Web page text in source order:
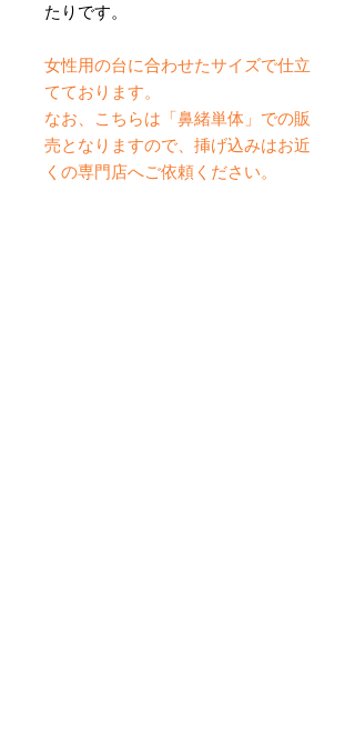
たりです。
女性用の台に合わせたサイズで仕立
てております。
なお、こちらは「鼻緒単体」での販
売となりますので、挿げ込みはお近
くの専門店へご依頼ください。